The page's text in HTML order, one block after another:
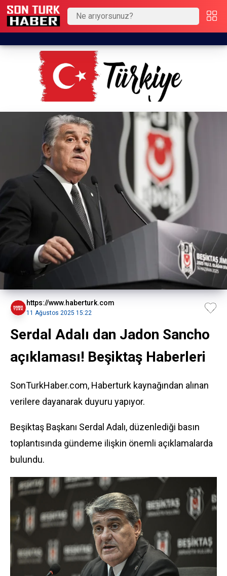
https://www.haberturk.com
11 Ağustos 2025 15:22
Serdal Adalı dan Jadon Sancho
açıklaması! Beşiktaş Haberleri
SonTurkHaber.com, Haberturk kaynağından alınan
verilere dayanarak duyuru yapıyor.
Beşiktaş Başkanı Serdal Adalı, düzenlediği basın
toplantısında gündeme ilişkin önemli açıklamalarda
bulundu.